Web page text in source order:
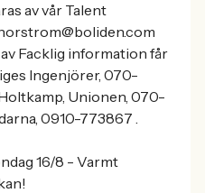
av vår Talent
Facklig information får
Ingenjörer, 070-
Unionen, 070-
0910-773867 .
16/8 - Varmt